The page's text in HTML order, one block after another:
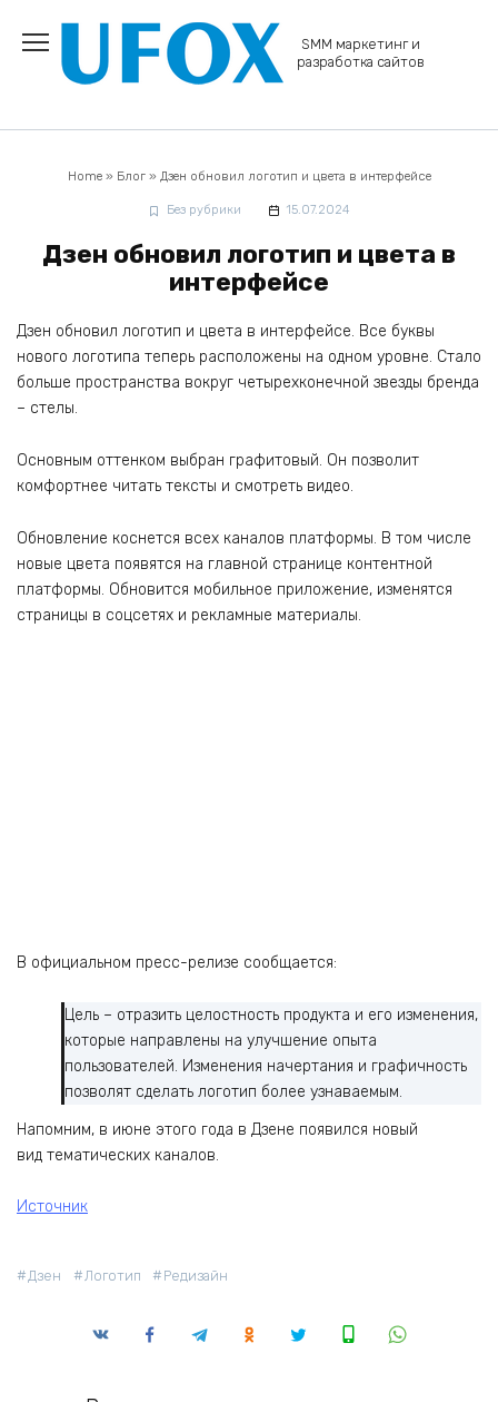
содержанию
SMM маркетинг и
разработка сайтов
Home» Блог» Дзен обновил логотип и цвета в интерфейсе
Без рубрики 15.07.2024
Дзен обновил логотип и цвета в
интерфейсе
Дзен обновил логотип и цвета в интерфейсе. Все буквы
нового логотипа теперь расположены на одном уровне. Стало
больше пространства вокруг четырехконечной звезды бренда
– стелы.
Основным оттенком выбран графитовый. Он позволит
комфортнее читать тексты и смотреть видео.
Обновление коснется всех каналов платформы. В том числе
новые цвета появятся на главной странице контентной
платформы. Обновится мобильное приложение, изменятся
страницы в соцсетях и рекламные материалы.
В официальном пресс-релизе сообщается:
Цель – отразить целостность продукта и его изменения,
которые направлены на улучшение опыта
пользователей. Изменения начертания и графичность
позволят сделать логотип более узнаваемым.
Напомним, в июне этого года в Дзене появился новый
вид тематических каналов.
Источник
Дзен Логотип Редизайн